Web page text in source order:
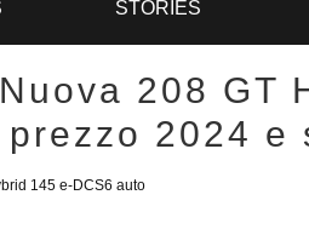
STORIES
208 GT
prezzo 2024 e
145 e-DCS6 auto